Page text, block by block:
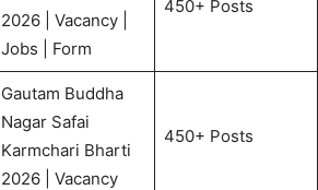
2026 | Vacancy |
Jobs | Form
450+ Posts
Gautam Buddha
Nagar Safai
Karmchari Bharti
2026 | Vacancy
450+ Posts